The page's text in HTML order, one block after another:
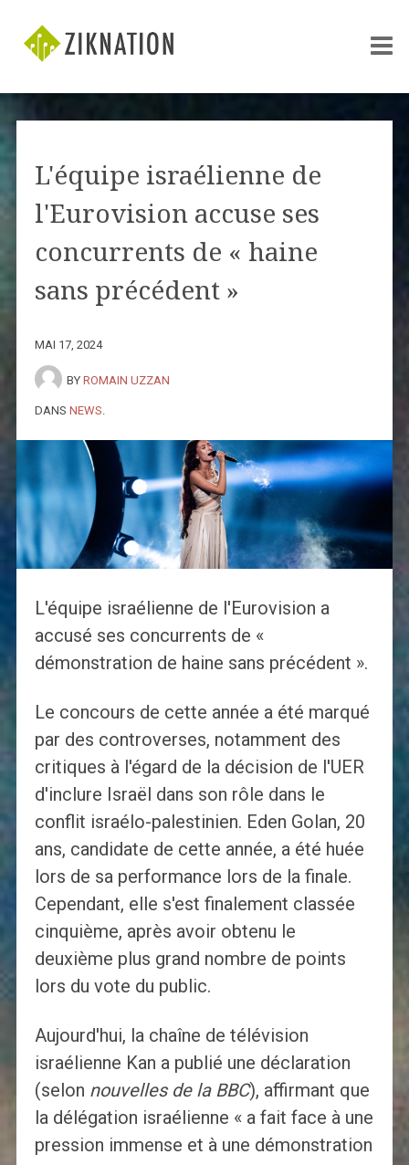
L'équipe israélienne de
l'Eurovision accuse ses
concurrents de « haine
sans précédent »
MAI 17, 2024
BY ROMAIN UZZAN
DANS NEWS
L'équipe israélienne de l'Eurovision a
accusé ses concurrents de «
démonstration de haine sans précédent ».
Le concours de cette année a été marqué
par des controverses, notamment des
critiques à l'égard de la décision de l'UER
d'inclure Israël dans son rôle dans le
conflit israélo-palestinien. Eden Golan, 20
ans, candidate de cette année, a été huée
lors de sa performance lors de la finale.
Cependant, elle s'est finalement classée
cinquième, après avoir obtenu le
deuxième plus grand nombre de points
lors du vote du public.
Aujourd'hui, la chaîne de télévision
israélienne Kan a publié une déclaration
(selon nouvelles de la BBC), affirmant que
la délégation israélienne « a fait face à une
pression immense et à une démonstration